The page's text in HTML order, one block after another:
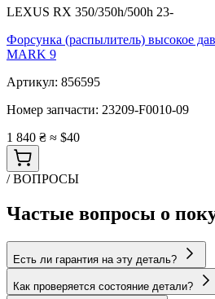
LEXUS RX 350/350h/500h 23-
Форсунка (распылитель) высокое
MARK 9
Артикул: 856595
Номер запчасти: 23209-F0010-09
1 840 ₴ ≈ $40
/ ВОПРОСЫ
Частые вопросы о
Есть ли гарантия на эту деталь?
Как проверяется состояние детали?